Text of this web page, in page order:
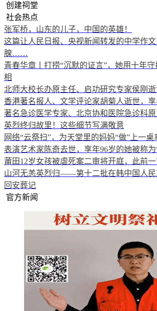
创建祠堂
社会热点
张军桥，山东的儿子，中国的英雄！
这篇让人民日报、央视新闻转发的中学作
腺……
青春华章丨打捞“沉默的证言”，她用十年
相
北师大校长办原主任、启功研究专家侯刚
香港著名报人、文学评论家胡菊人逝世，享
著名急诊医学专家、北京协和医院急诊科
英烈终归故里！这些细节写满敬意
网络“云祭扫”，为天堂里的妈妈“做”上一桌
表演艺术家陈奇去世，享年96岁的她被称为
莆田12岁女孩被虐死案二审将开庭，此前
山河无恙英烈归——第十二批在韩中国人民
回安葬记
官方新闻